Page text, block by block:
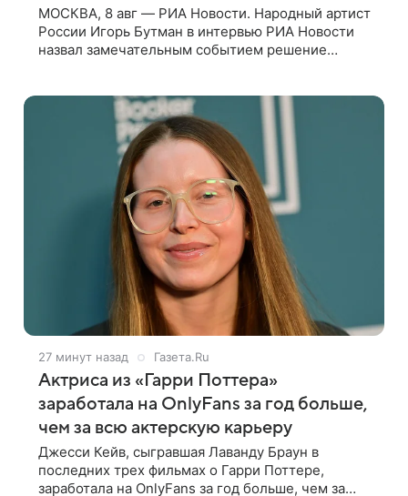
МОСКВА, 8 авг — РИА Новости. Народный артист
России Игорь Бутман в интервью РИА Новости
назвал замечательным событием решение
27 минут назад Газета.Ru
Актриса из «Гарри Поттера»
заработала на OnlyFans за год больше,
чем за всю актерскую карьеру
Джесси Кейв, сыгравшая Лаванду Браун в
последних трех фильмах о Гарри Поттере,
заработала на OnlyFans за год больше, чем за